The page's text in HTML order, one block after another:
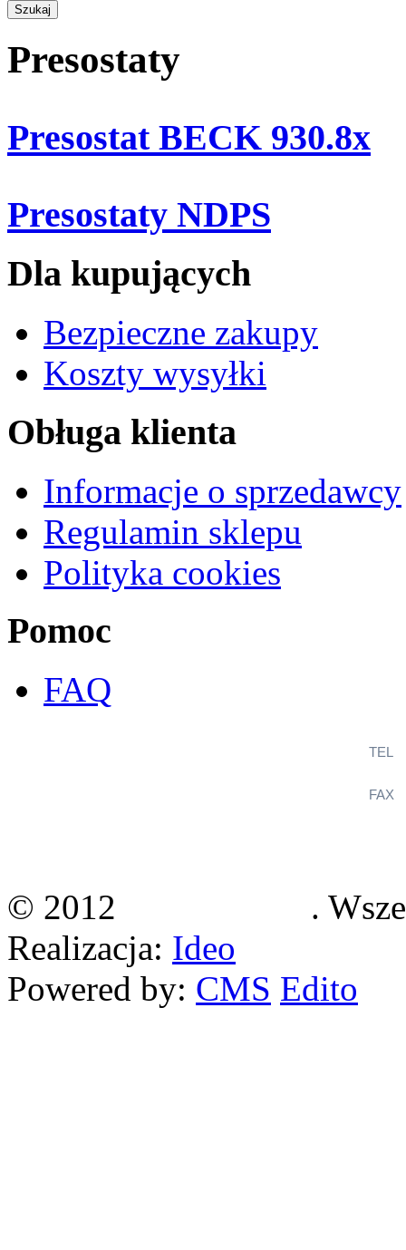
Presostaty
Presostat BECK 930.8x
Presostaty NDPS
Dla kupujących
Bezpieczne zakupy
Koszty wysyłki
Obługa klienta
Informacje o sprzedawcy
Regulamin sklepu
Polityka cookies
Pomoc
FAQ
TEL
FAX
© 2012
.
Realizacja: Ideo
Powered by: CMS Edito